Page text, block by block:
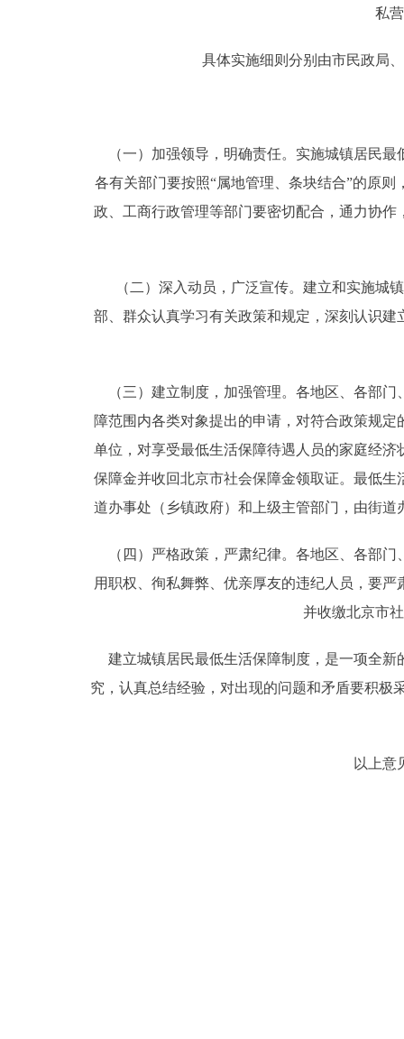
私营
具体实施细则分别由市民政局
（一）加强领导，明确责任。实施城镇居民最
各有关部门要按照“属地管理、条块结合”的原
政、工商行政管理等部门要密切配合，通力协
（二）深入动员，广泛宣传。建立和实施城
部、群众认真学习有关政策和规定，深刻认识
（三）建立制度，加强管理。各地区、各部门
障范围内各类对象提出的申请，对符合政策规
单位，对享受最低生活保障待遇人员的家庭经
保障金并收回北京市社会保障金领取证。最低
道办事处（乡镇政府）和上级主管部门，由街
（四）严格政策，严肃纪律。各地区、各部门
用职权、徇私舞弊、优亲厚友的违纪人员，要
并收缴北京市
建立城镇居民最低生活保障制度，是一项全新
究，认真总结经验，对出现的问题和矛盾要积极
以上意